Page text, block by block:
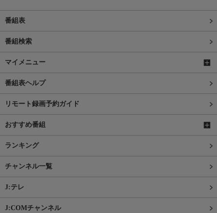
番組表
番組検索
マイメニュー
番組表ヘルプ
リモート録画予約ガイド
おすすめ番組
ランキング
チャンネル一覧
J:テレ
J:COMチャンネル